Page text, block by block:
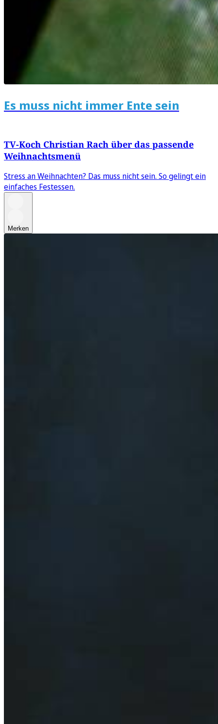
Es muss nicht immer Ente sein
TV-Koch Christian Rach über das passende
Weihnachtsmenü
Stress an Weihnachten? Das muss nicht sein. So gelingt ein
einfaches Festessen.
Merken